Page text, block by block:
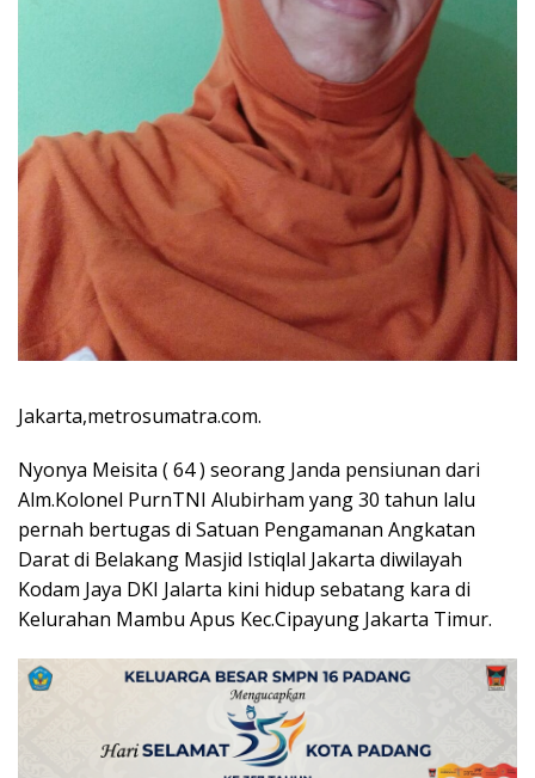
Jakarta,metrosumatra.com.
Nyonya Meisita ( 64 ) seorang Janda pensiunan dari
Alm.Kolonel PurnTNI Alubirham yang 30 tahun lalu
pernah bertugas di Satuan Pengamanan Angkatan
Darat di Belakang Masjid Istiqlal Jakarta diwilayah
Kodam Jaya DKI Jalarta kini hidup sebatang kara di
Kelurahan Mambu Apus Kec.Cipayung Jakarta Timur.